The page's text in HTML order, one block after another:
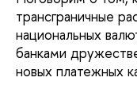
трансграничные
национальных
банками
новых платежных